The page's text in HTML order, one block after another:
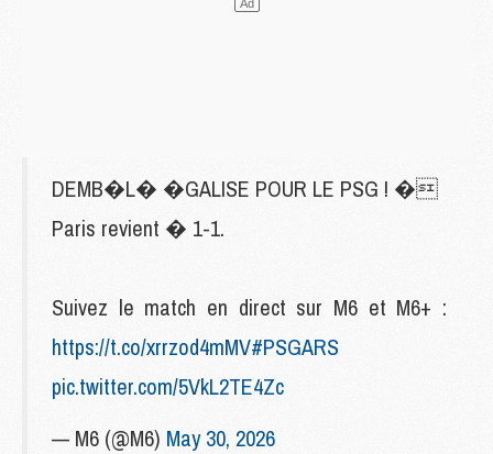
DEMB�L� �GALISE POUR LE PSG ! �
Paris revient � 1-1.
Suivez le match en direct sur M6 et M6+ :
https://t.co/xrrzod4mMV#PSGARS
pic.twitter.com/5VkL2TE4Zc
— M6 (@M6) May 30, 2026